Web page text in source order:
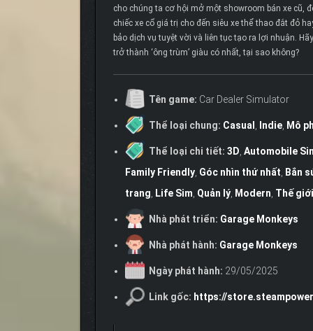
cho chúng ta cơ hội mở một showroom bán xe cũ,
chiếc xe cổ giá trị cho đến siêu xe thể thao đắt đỏ
bảo dịch vụ tuyệt vời và liên tục tạo ra lợi nhuận.
trở thành ‘ông trùm’ giàu có nhất, tại sao không?
Tên game: Car Dealer Simulator
Thể loại chung: Casual , Indie, Mô
Thể loại chi tiết: 3D, Automobile
Family Friendly, Góc nhìn thứ nhất, Bắn
trang, Life Sim, Quản lý, Modern, Thế
Nhà phát triển: Garage Monkeys
Nhà phát hành: Garage Monkeys
Ngày phát hành: 29/05/2025
Link gốc: https://